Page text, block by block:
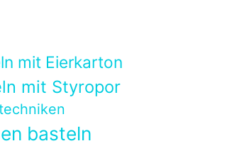
mit Eierkarton
mit Styropor
basteln